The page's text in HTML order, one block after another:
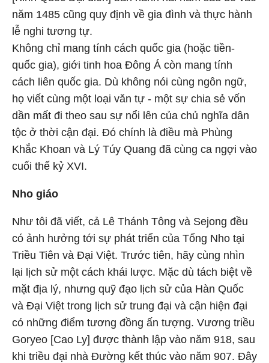
năm 1485 cũng quy định về gia đình và thực hành
lễ nghi tương tự.
Không chỉ mang tính cách quốc gia (hoặc tiền-
quốc gia), giới tinh hoa Đông Á còn mang tính
cách liên quốc gia. Dù không nói cùng ngôn ngữ,
họ viết cùng một loại văn tự - một sự chia sẻ vốn
dần mất đi theo sau sự nổi lên của chủ nghĩa dân
tộc ở thời cận đại. Đó chính là điều mà Phùng
Khắc Khoan và Lý Túy Quang đã cùng ca ngợi vào
cuối thế kỷ XVI.
Nho giáo
Như tôi đã viết, cả Lê Thánh Tông và Sejong đều
có ảnh hưởng tới sự phát triển của Tống Nho tại
Triều Tiên và Đại Việt. Trước tiên, hãy cùng nhìn
lại lịch sử một cách khái lược. Mặc dù tách biệt về
mặt địa lý, nhưng quỹ đạo lịch sử của Hàn Quốc
và Đại Việt trong lịch sử trung đại và cận hiện đại
có những điểm tương đồng ấn tượng. Vương triều
Goryeo [Cao Ly] được thành lập vào năm 918, sau
khi triều đại nhà Đường kết thúc vào năm 907. Đây